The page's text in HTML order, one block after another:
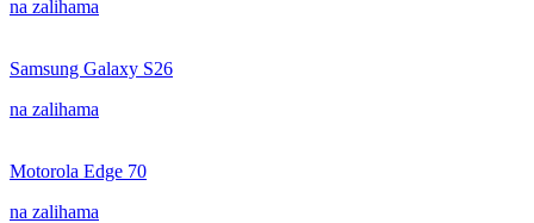
na zalihama
Samsung Galaxy S26
na zalihama
Motorola Edge 70
na zalihama